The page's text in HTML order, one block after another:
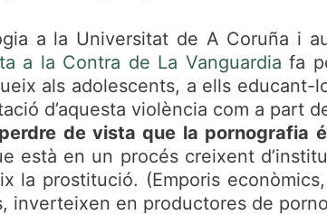
a la Universitat de A Coruña i
a la Contra de La Vanguardia fa
als adolescents, a ells educant-
d’aquesta violència com a part
de vista que la pornografia
està en un procés creixent
la prostitució. (Emporis
inverteixen en productores de